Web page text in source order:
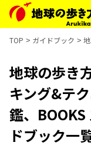
TOP ガイドブック
地球の歩き
キング&テ
鑑、
ドブック一